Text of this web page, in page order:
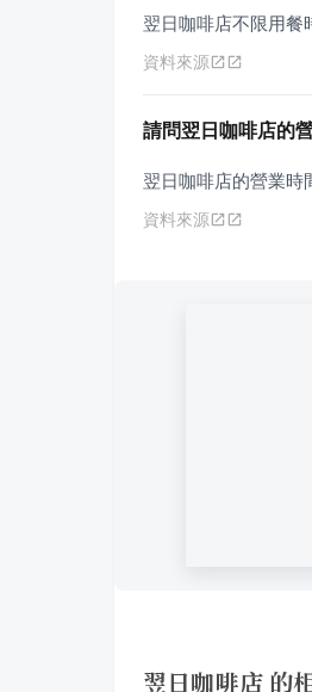
翌日咖啡店不限用餐
資料來源
請問翌日咖啡店的
翌日咖啡店的營業時
資料來源
翌日咖啡店 的